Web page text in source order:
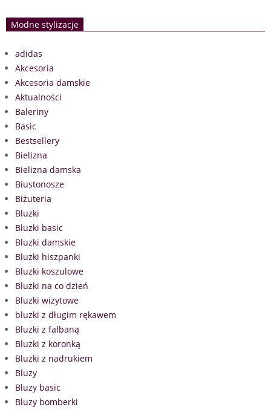
Modne stylizacje
adidas
Akcesoria
Akcesoria damskie
Aktualności
Baleriny
Basic
Bestsellery
Bielizna
Bielizna damska
Biustonosze
Biżuteria
Bluzki
Bluzki basic
Bluzki damskie
Bluzki hiszpanki
Bluzki koszulowe
Bluzki na co dzień
Bluzki wizytowe
bluzki z długim rękawem
Bluzki z falbaną
Bluzki z koronką
Bluzki z nadrukiem
Bluzy
Bluzy basic
Bluzy bomberki